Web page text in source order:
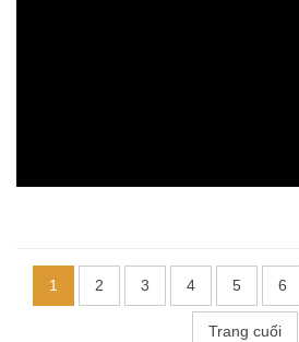
1 2 3 4 5 6
Trang cuối